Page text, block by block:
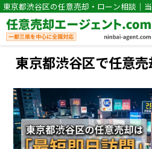
東京都渋谷区の任意売却・ローン相談｜
専門｜競売・住宅ローン滞納の相談なら
東京都渋谷区で任意